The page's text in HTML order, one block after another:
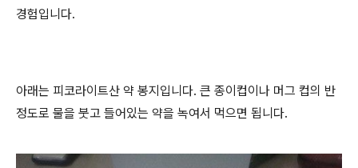
경험입니다.
아래는 피코라이트산 약 봉지입니다. 큰 종이컵이나 머그 컵의 반
정도로 물을 붓고 들어있는 약을 녹여서 먹으면 됩니다.